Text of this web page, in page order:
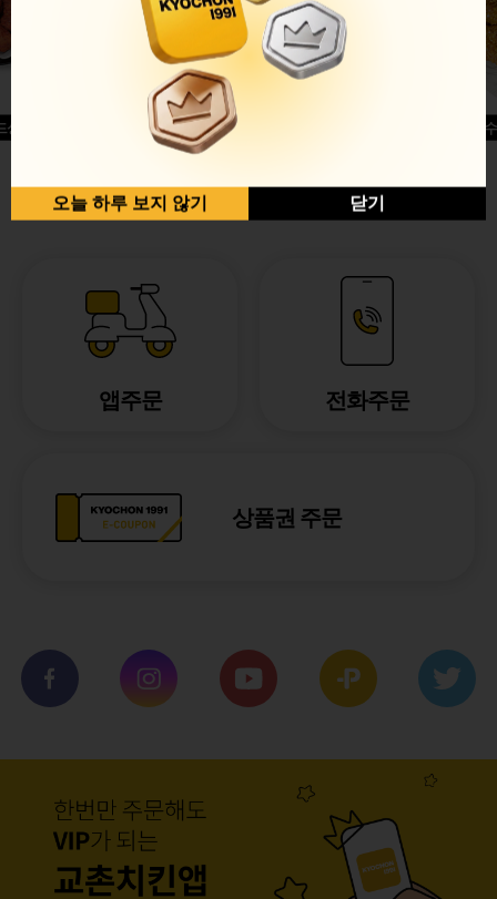
글윙
반반순살[레드+허니]
허니옥
앱주문 전화주문
상품권 주문
오늘 하루 보지 않기 닫기